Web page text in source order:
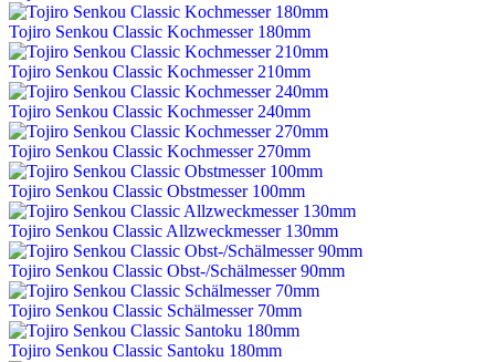
Tojiro Senkou Classic Kochmesser 180mm
Tojiro Senkou Classic Kochmesser 210mm
Tojiro Senkou Classic Kochmesser 240mm
Tojiro Senkou Classic Kochmesser 270mm
Tojiro Senkou Classic Obstmesser 100mm
Tojiro Senkou Classic Allzweckmesser 130mm
Tojiro Senkou Classic Obst-/Schälmesser 90mm
Tojiro Senkou Classic Schälmesser 70mm
Tojiro Senkou Classic Santoku 180mm